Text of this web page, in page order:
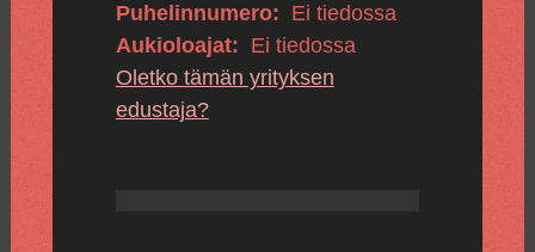
Puhelinnumero: Ei tiedossa
Aukioloajat: Ei tiedossa
Oletko tämän yrityksen
edustaja?